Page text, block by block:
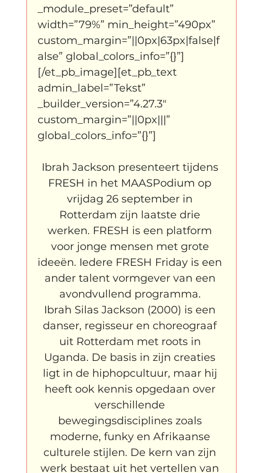
_module_preset=”default”
width=”79%” min_height=”490px”
custom_margin=”||0px|63px|false|f
alse” global_colors_info=”{}”]
[/et_pb_image][et_pb_text
admin_label=”Tekst”
_builder_version=”4.27.3″
custom_margin=”||0px|||”
global_colors_info=”{}”]
Ibrah Jackson presenteert tijdens
FRESH in het MAASPodium op
vrijdag 26 september in
Rotterdam zijn laatste drie
werken. FRESH is een platform
voor jonge mensen met grote
ideeën. Iedere FRESH Friday is een
ander talent vormgever van een
avondvullend programma.
Ibrah Silas Jackson (2000) is een
danser, regisseur en choreograaf
uit Rotterdam met roots in
Uganda. De basis in zijn creaties
ligt in de hiphopcultuur, maar hij
heeft ook kennis opgedaan over
verschillende
bewegingsdisciplines zoals
moderne, funky en Afrikaanse
culturele stijlen. De kern van zijn
werk bestaat uit het vertellen van